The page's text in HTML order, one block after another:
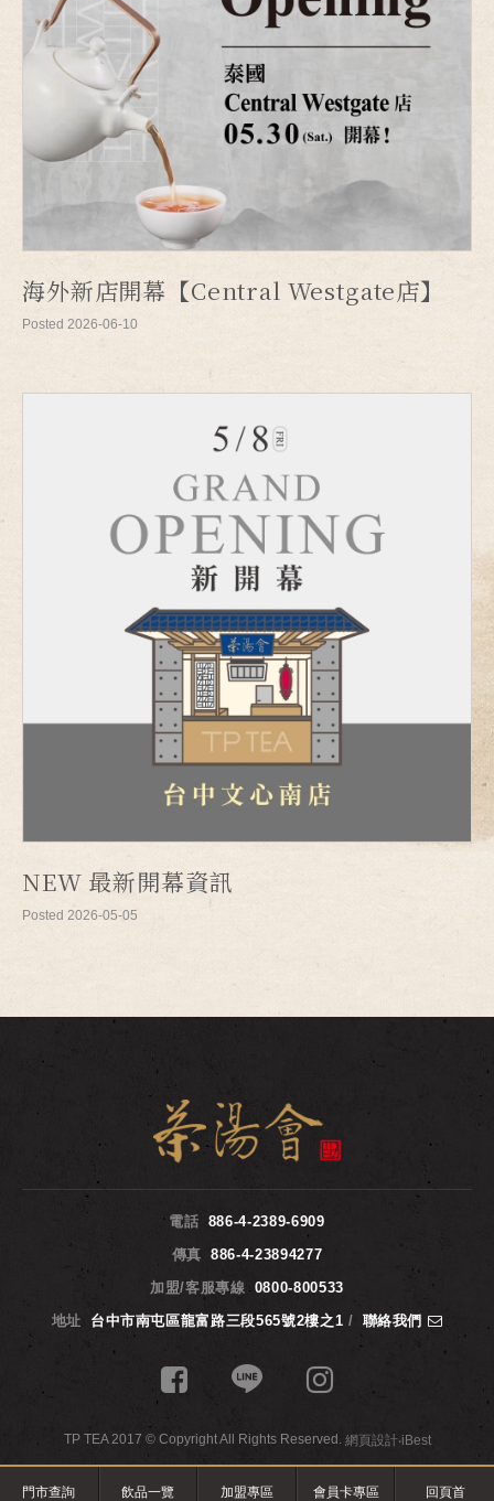
海外新店開幕【Central Westgate店】
Posted 2026-06-10
NEW 最新開幕資訊
Posted 2026-05-05
門市查詢 飲品一覽 加盟專區 會員卡專區 回頁首
電話 886-4-2389-6909
傳真
886-4-23894277
加盟/客服專線
0800-800533
地址
台中市南屯區龍富路三段565號2樓之1 / 聯絡我們
TP TEA 2017 © Copyright All Rights Reserved. 網頁設計‧iBest